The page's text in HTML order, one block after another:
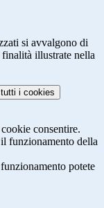
si avvalgono di
illustrate nella
i cookies
consentire.
funzionamento della
potete